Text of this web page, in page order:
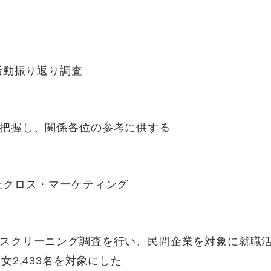
振り返り調査
握し、関係各位の参考に供する
ロス・マーケティング
クリーニング調査を行い、民間企業を対象に就職
2,433名を対象にした